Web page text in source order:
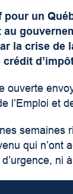
pour un
au
la crise de
crédit
ouverte
l’Emploi et
semaines
qui n’ont
ni